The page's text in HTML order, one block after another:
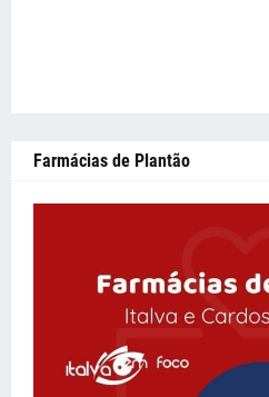
Farmácias de Plantão